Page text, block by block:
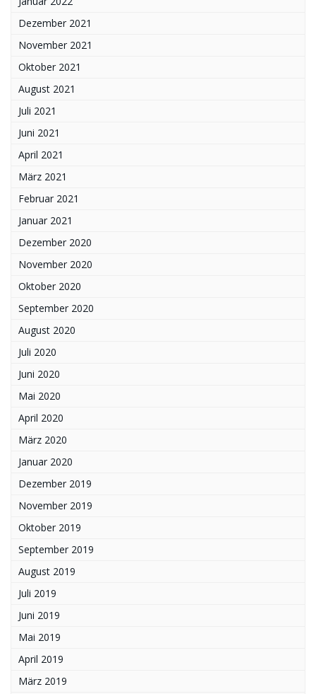
Dezember 2021
November 2021
Oktober 2021
August 2021
Juli 2021
Juni 2021
April 2021
März 2021
Februar 2021
Januar 2021
Dezember 2020
November 2020
Oktober 2020
September 2020
August 2020
Juli 2020
Juni 2020
Mai 2020
April 2020
März 2020
Januar 2020
Dezember 2019
November 2019
Oktober 2019
September 2019
August 2019
Juli 2019
Juni 2019
Mai 2019
April 2019
März 2019